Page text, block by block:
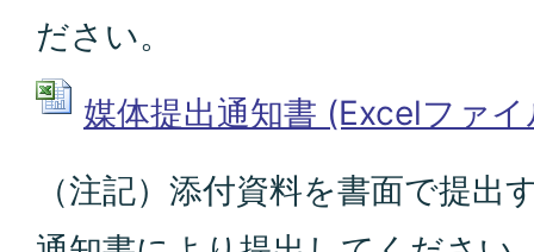
ださい。
媒体提出通知書 (Excelファ
（注記）添付資料を書面で提出